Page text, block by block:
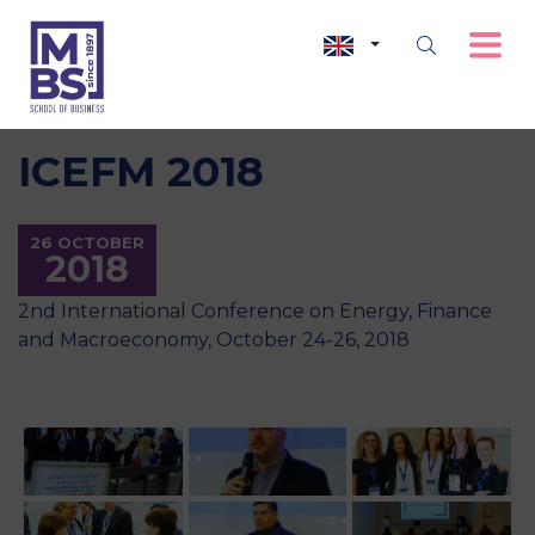
ICEFM 2018
26 OCTOBER
2018
2nd International Conference on Energy, Finance
and Macroeconomy, October 24-26, 2018